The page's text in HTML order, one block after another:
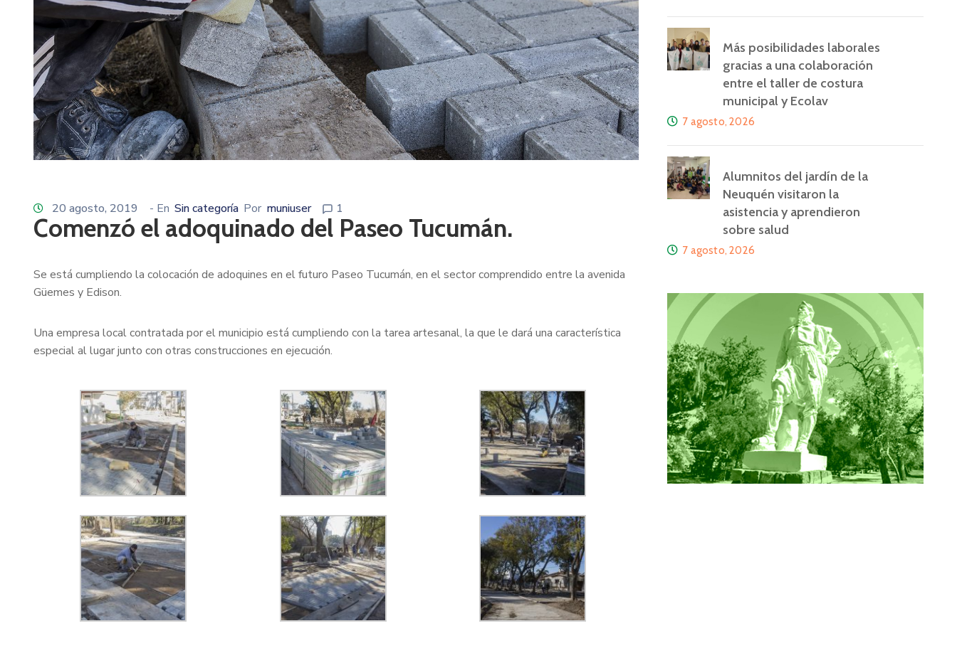
20 agosto, 2019 - En Sin categoría Por muniuser 1
Comenzó el adoquinado del Paseo Tucumán.
Se está cumpliendo la colocación de adoquines en el futuro Paseo Tucumán, en el sector comprendido entre la avenida
Güemes y Edison.
Una empresa local contratada por el municipio está cumpliendo con la tarea artesanal, la que le dará una característica
especial al lugar junto con otras construcciones en ejecución.
Más posibilidades laborales
gracias a una colaboración
entre el taller de costura
municipal y Ecolav
7 agosto, 2026
Alumnitos del jardín de la
Neuquén visitaron la
asistencia y aprendieron
sobre salud
7 agosto, 2026